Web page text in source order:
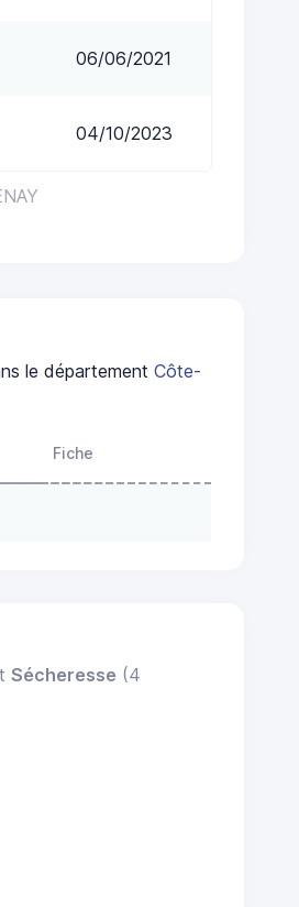
06/06/2021
04/10/2023
le départementCôte-
Fiche
Sécheresse (4